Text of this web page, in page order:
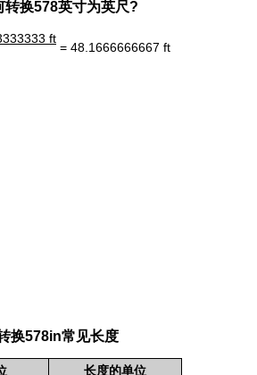
转换578英寸为英尺?
ft
= 48.1666666667 ft
换578in常见长度
长度的单位